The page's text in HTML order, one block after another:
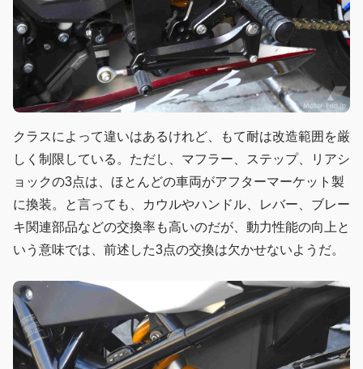
クラスによって違いはあるけれど、もて耐は改造範囲を厳
しく制限している。ただし、マフラー、ステップ、リアシ
ョックの3点は、ほとんどの車両がアフターマーケット製
に換装。と言っても、カウルやハンドル、レバー、ブレー
キ関連部品などの交換率も高いのだが、動力性能の向上と
いう意味では、前述した3点の交換は欠かせないようだ。